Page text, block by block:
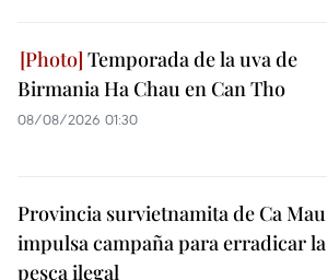
Temporada de la uva de
Birmania Ha Chau en Can Tho
08/08/2026 01:30
Provincia survietnamita de Ca Mau
impulsa campaña para erradicar la
pesca ilegal